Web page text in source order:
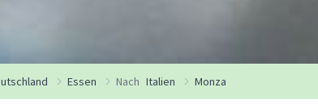
Essen Nach Italien Monza